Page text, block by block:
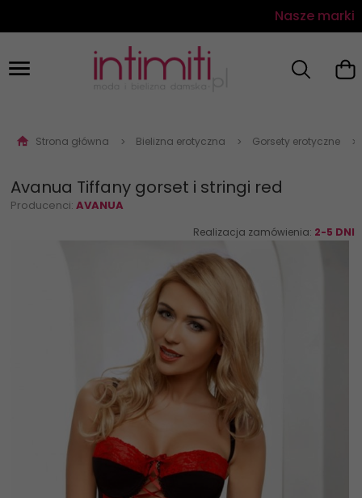
Nasze marki
Strona główna Bielizna erotyczna Gorsety erotyczne
Avanua Tiffany gorset i stringi red
Producenci: AVANUA
Realizacja zamówienia: 2-5 DNI